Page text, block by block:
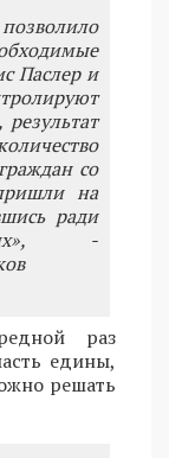
Паслер и
со
на
ради
-
раз
едины,
решать